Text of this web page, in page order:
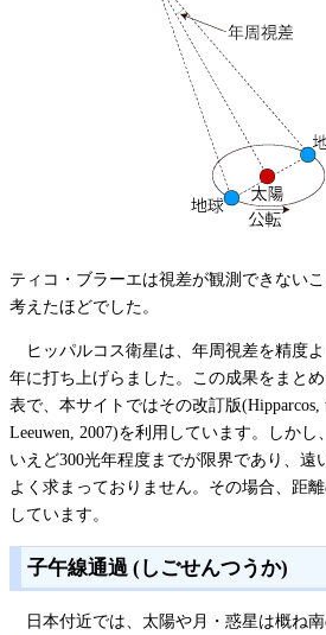
ティコ・ブラーエは視差が観測できない
考えたほどでした。
ヒッパルコス衛星は、年周視差を精度
年に打ち上げらました。この成果をまと
表で、本サイトではその改訂版(Hipparcos,
Leeuwen, 2007)を利用しています。しか
いえど300光年程度までが限界であり、遠
よく求まっておりません。その場合、距
しています。
子午線通過 (しごせんつうか)
日本付近では、太陽や月・惑星は概ね